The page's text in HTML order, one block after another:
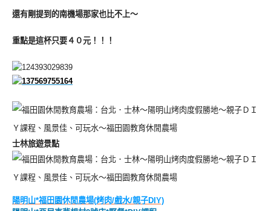
還有剛提到的南機場那家也比不上～
重點是這杯只要４０元！！！
士林旅遊景點
陽明山*福田園休閒農場(烤肉/戲水/親子DIY)